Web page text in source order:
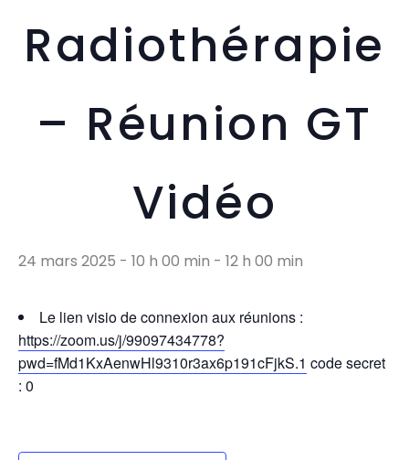
Radiothérapie
– Réunion GT
Vidéo
24 mars 2025 - 10 h 00 min - 12 h 00 min
Le lien visio de connexion aux réunions :
https://zoom.us/j/99097434778?
pwd=fMd1KxAenwHl9310r3ax6p191cFjkS.1 code secret
: 0